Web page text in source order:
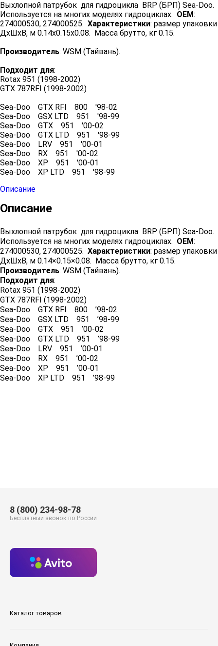
Выхлопной патрубок для гидроцикла BRP (БРП) Sea-Doo.
Используется на многих моделях гидроциклах. OEM:
274000530, 274000525. Характеристики: размер упаковки
ДхШхВ, м 0.14x0.15x0.08. Масса брутто, кг 0.15.
Производитель: WSM (Тайвань).
Подходит для:
Rotax 951 (1998-2002)
GTX 787RFI (1998-2002)
Sea-Doo GTX RFI 800 '98-02
Sea-Doo GSX LTD 951 '98-99
Sea-Doo GTX 951 '00-02
Sea-Doo GTX LTD 951 '98-99
Sea-Doo LRV 951 '00-01
Sea-Doo RX 951 '00-02
Sea-Doo XP 951 '00-01
Sea-Doo XP LTD 951 '98-99
Описание
Описание
Выхлопной патрубок для гидроцикла BRP (БРП) Sea-Doo.
Используется на многих моделях гидроциклах. OEM:
274000530, 274000525. Характеристики: размер упаковки
ДхШхВ, м 0.14×0.15×0.08. Масса брутто, кг 0.15.
Производитель: WSM (Тайвань).
Подходит для:
Rotax 951 (1998-2002)
GTX 787RFI (1998-2002)
Sea-Doo GTX RFI 800 ’98-02
Sea-Doo GSX LTD 951 ’98-99
Sea-Doo GTX 951 ’00-02
Sea-Doo GTX LTD 951 ’98-99
Sea-Doo LRV 951 ’00-01
Sea-Doo RX 951 ’00-02
Sea-Doo XP 951 ’00-01
Sea-Doo XP LTD 951 ’98-99
Каталог товаров
8 (800) 234-98-78
Бесплатный звонок по России